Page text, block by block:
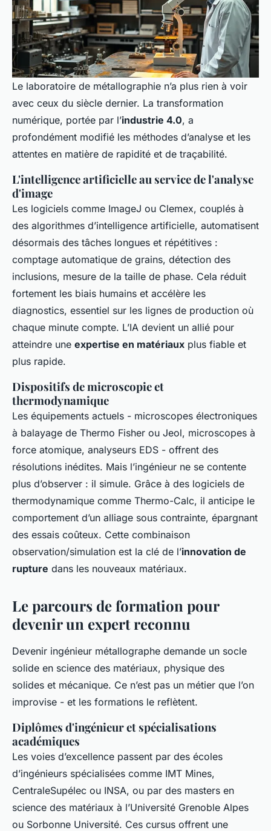
Le laboratoire de métallographie n’a plus rien à voir
avec ceux du siècle dernier. La transformation
numérique, portée par l’industrie 4.0, a
profondément modifié les méthodes d’analyse et les
attentes en matière de rapidité et de traçabilité.
L'intelligence artificielle au service de l'analyse
d'image
Les logiciels comme ImageJ ou Clemex, couplés à
des algorithmes d’intelligence artificielle, automatisent
désormais des tâches longues et répétitives :
comptage automatique de grains, détection des
inclusions, mesure de la taille de phase. Cela réduit
fortement les biais humains et accélère les
diagnostics, essentiel sur les lignes de production où
chaque minute compte. L’IA devient un allié pour
atteindre une expertise en matériaux plus fiable et
plus rapide.
Dispositifs de microscopie et
thermodynamique
Les équipements actuels - microscopes électroniques
à balayage de Thermo Fisher ou Jeol, microscopes à
force atomique, analyseurs EDS - offrent des
résolutions inédites. Mais l’ingénieur ne se contente
plus d’observer : il simule. Grâce à des logiciels de
thermodynamique comme Thermo-Calc, il anticipe le
comportement d’un alliage sous contrainte, épargnant
des essais coûteux. Cette combinaison
observation/simulation est la clé de l’innovation de
rupture dans les nouveaux matériaux.
Le parcours de formation pour
devenir un expert reconnu
Devenir ingénieur métallographe demande un socle
solide en science des matériaux, physique des
solides et mécanique. Ce n’est pas un métier que l’on
improvise - et les formations le reflètent.
Diplômes d'ingénieur et spécialisations
académiques
Les voies d’excellence passent par des écoles
d’ingénieurs spécialisées comme IMT Mines,
CentraleSupélec ou INSA, ou par des masters en
science des matériaux à l’Université Grenoble Alpes
ou Sorbonne Université. Ces cursus offrent une